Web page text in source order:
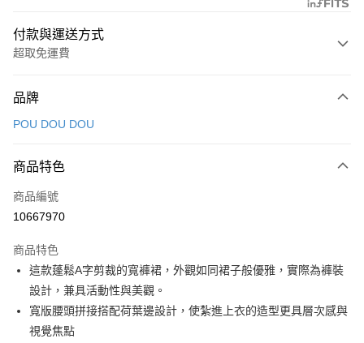
付款與運送方式
超取免運費
信用卡一次付款
LINE Pay
Apple Pay
悠遊付
大哥付你分期
相關說明
【大哥付你分期使用說明】
1.本服務由台灣大哥大提供，台灣大哥大用戶可立即使用無須另外申請。
AFTEE先享後付
品牌
POU DOU DOU
商品特色
商品編號
10667970
商品特色
這款蓬鬆A字剪裁的寬褲裙，外觀如同裙子般優雅，實際為褲裝
設計，兼具活動性與美觀。
寬版腰頭拼接搭配荷葉邊設計，使紮進上衣的造型更具層次感與
視覺焦點